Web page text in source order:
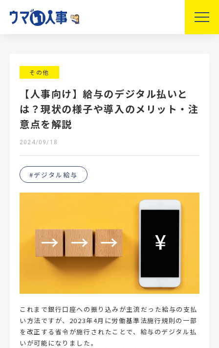
その他
【人事向け】給与のデジタル払いと
は？現状の様子や導入のメリット・注
意点を解説
2024/09/18
#デジタル給与
これまで銀行口座への振り込みが主流だった給与の支払
い方法ですが、2023年4月に労働基準法施行規則の一部
を改正する省令が施行されたことで、給与のデジタル払
いが可能になりました。